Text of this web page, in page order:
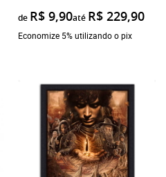
de R$ 9,90até R$ 229,90
Economize 5% utilizando o pix